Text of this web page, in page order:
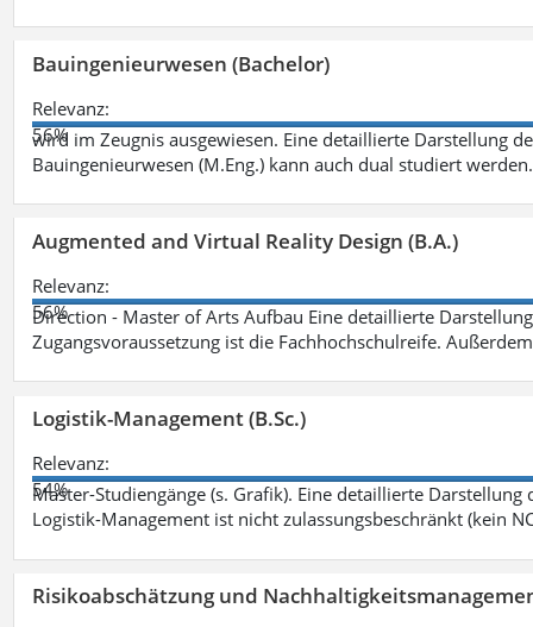
Bauingenieurwesen (Bachelor)
Relevanz:
56%
wird im Zeugnis ausgewiesen. Eine detaillierte Darstellung
Bauingenieurwesen (M.Eng.) kann auch dual studiert
Augmented and Virtual Reality Design (B.A.)
Relevanz:
56%
Direction - Master of Arts Aufbau Eine detaillierte
Zugangsvoraussetzung ist die Fachhochschulreife.
Logistik-Management (B.Sc.)
Relevanz:
54%
Master-Studiengänge (s. Grafik). Eine detaillierte
Logistik-Management ist nicht zulassungsbeschränkt (kein
Risikoabschätzung und